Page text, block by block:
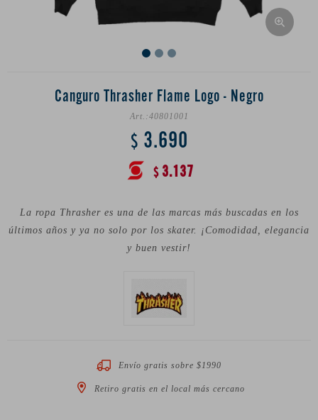
Canguro Thrasher Flame Logo - Negro
40801001
$ 3.690
$ 3.137
La ropa Thrasher es una de las marcas más buscadas en los
últimos años y ya no solo por los skater. ¡Comodidad, elegancia
y buen vestir!
Envío gratis sobre $1990
Retiro gratis en el local más cercano